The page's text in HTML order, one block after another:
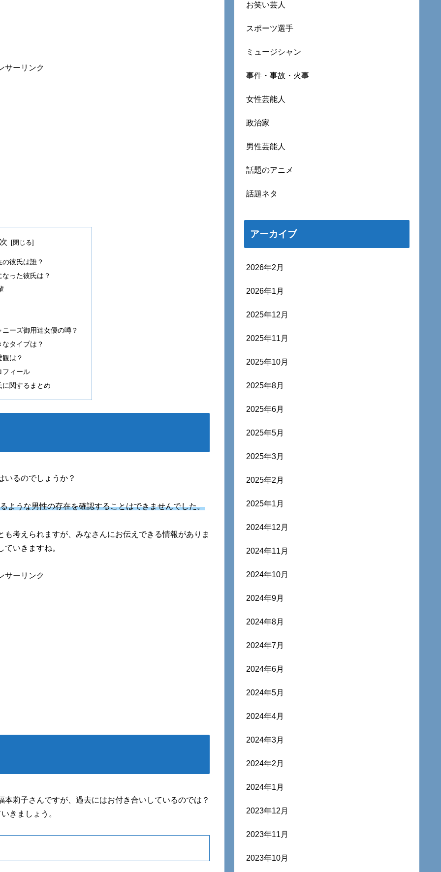
サーリンク
彼氏は誰？
った彼氏は？
ーズ御用達女優の噂？
タイプは？
は？
フィール
関するまとめ
いるのでしょうか？
ような男性の存在を確認することはできませんでした。
考えられますが、みなさんにお伝えできる情報がありま
いきますね。
サーリンク
莉子さんですが、過去にはお付き合いしているのでは？
きましょう。
お笑い芸人
スポーツ選手
ミュージシャン
事件・事故・火事
女性芸能人
政治家
男性芸能人
話題のアニメ
話題ネタ
アーカイブ
2026年2月
2026年1月
2025年12月
2025年11月
2025年10月
2025年8月
2025年6月
2025年5月
2025年3月
2025年2月
2025年1月
2024年12月
2024年11月
2024年10月
2024年9月
2024年8月
2024年7月
2024年6月
2024年5月
2024年4月
2024年3月
2024年2月
2024年1月
2023年12月
2023年11月
2023年10月